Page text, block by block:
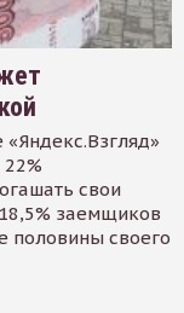
свои
заемщиков
половины своего